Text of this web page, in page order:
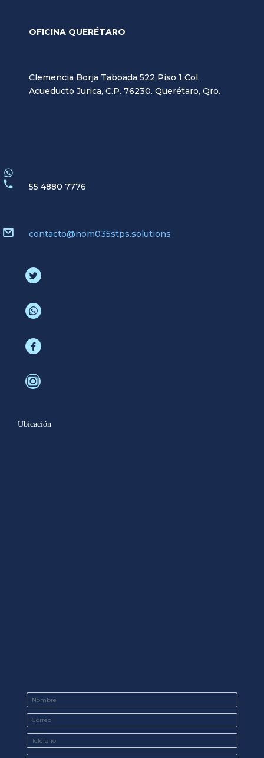
OFICINA QUERÉTARO
Clemencia Borja Taboada 522 Piso 1 Col.
Acueducto Jurica, C.P. 76230. Querétaro, Qro.
55 4880 7776
contacto@nom035stps.solutions
Ubicación